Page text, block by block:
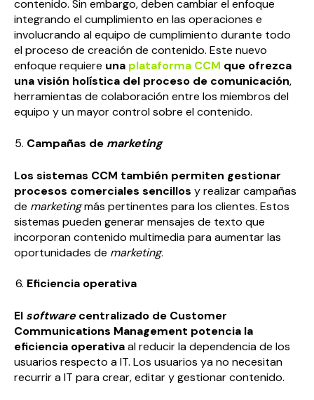
contenido. Sin embargo, deben cambiar el enfoque
integrando el cumplimiento en las operaciones e
involucrando al equipo de cumplimiento durante todo
el proceso de creación de contenido. Este nuevo
enfoque requiere una plataforma CCM que ofrezca
una visión holística del proceso de comunicación,
herramientas de colaboración entre los miembros del
equipo y un mayor control sobre el contenido.
Campañas de marketing
Los sistemas CCM también permiten gestionar
procesos comerciales sencillos y realizar campañas
de marketingmás pertinentes para los clientes. Estos
sistemas pueden generar mensajes de texto que
incorporan contenido multimedia para aumentar las
oportunidades de marketing.
Eficiencia operativa
El software centralizado de Customer
Communications Management potencia la
eficiencia operativaal reducir la dependencia de los
usuarios respecto a IT. Los usuarios ya no necesitan
recurrir a IT para crear, editar y gestionar contenido.